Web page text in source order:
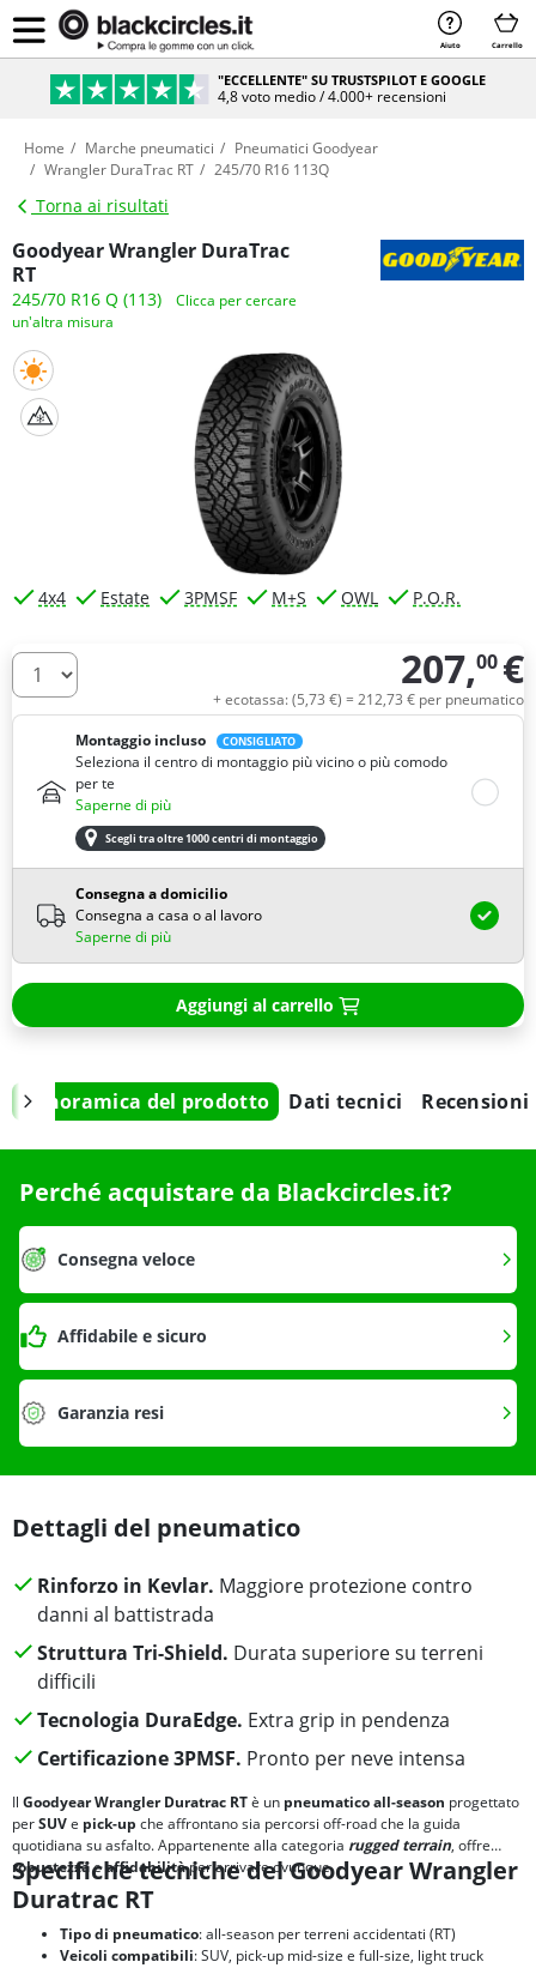
Aiuto Carrello
"ECCELLENTE" SU TRUSTSPILOT E GOOGLE
4,8 voto medio / 4.000+ recensioni
Home Marche pneumatici
Pneumatici Goodyear
Wrangler DuraTrac RT
245/70 R16 113Q
Torna ai risultati
Goodyear Wrangler DuraTrac
RT
245/70 R16 Q (113)
Clicca per cercare
un'altra misura
4x4 Estate 3PMSF M+S OWL P.O.R.
Quantità 207,00 €
+ ecotassa: (5,73 €) = 212,73 € per pneumatico
Montaggio incluso
CONSIGLIATO
Seleziona il centro di montaggio più vicino o più comodo
per te
Saperne di più
Scegli tra oltre 1000 centri di montaggio
Consegna a domicilio
Consegna a casa o al lavoro
Saperne di più
Aggiungi al carrello
Panoramica del prodotto Dati tecnici Recensioni
Perché acquistare da Blackcircles.it?
Consegna veloce
Affidabile e sicuro
Garanzia resi
Dettagli del pneumatico
Rinforzo in Kevlar. Maggiore protezione contro
danni al battistrada
Struttura Tri-Shield. Durata superiore su terreni
difficili
Tecnologia DuraEdge. Extra grip in pendenza
Certificazione 3PMSF. Pronto per neve intensa
Il Goodyear Wrangler Duratrac RTè un pneumatico all-season progettato
perSUVe pick-up che affrontano sia percorsi off-road che la guida
quotidiana su asfalto. Appartenente alla categoria rugged terrain, offre
robustezzaeaffidabilitàper arrivare ovunque.
Specifiche tecniche del Goodyear Wrangler
Duratrac RT
Tipo di pneumatico: all-season per terreni accidentati (RT)
Veicoli compatibili: SUV, pick-up mid-size e full-size, light truck